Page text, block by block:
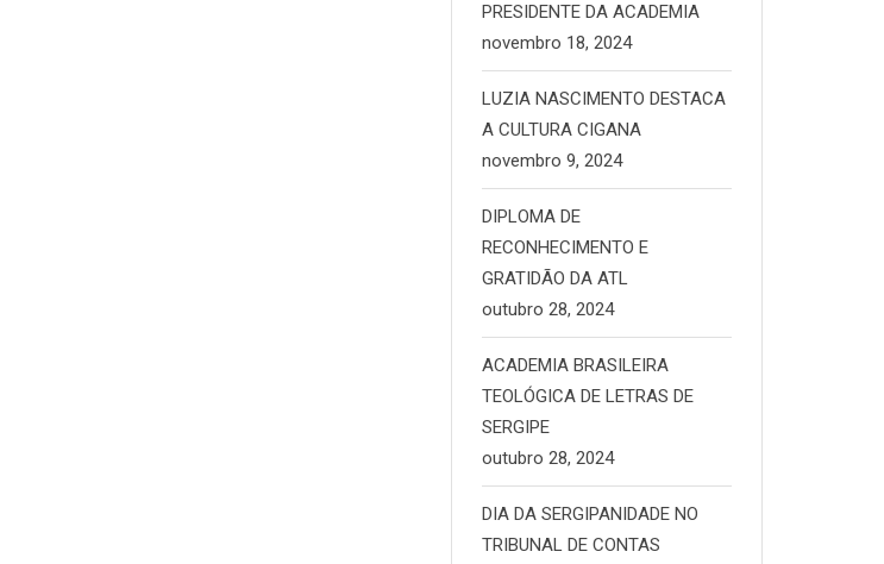
PRESIDENTE DA ACADEMIA
novembro 18, 2024
LUZIA NASCIMENTO DESTACA
A CULTURA CIGANA
novembro 9, 2024
DIPLOMA DE
RECONHECIMENTO E
GRATIDÃO DA ATL
outubro 28, 2024
ACADEMIA BRASILEIRA
TEOLÓGICA DE LETRAS DE
SERGIPE
outubro 28, 2024
DIA DA SERGIPANIDADE NO
TRIBUNAL DE CONTAS